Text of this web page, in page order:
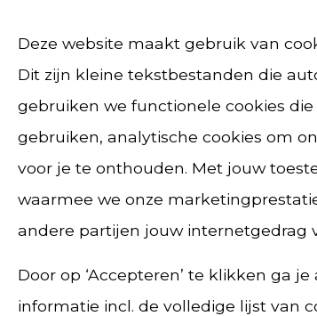
Deze website maakt gebruik van
Dit zijn kleine tekstbestanden die
gebruiken we functionele cookies
gebruiken, analytische cookies om
voor je te onthouden. Met jouw
waarmee we onze
andere partijen jouw internetgedrag
Door op ‘Accepteren’ te klikken ga
informatie incl. de volledige lijst van